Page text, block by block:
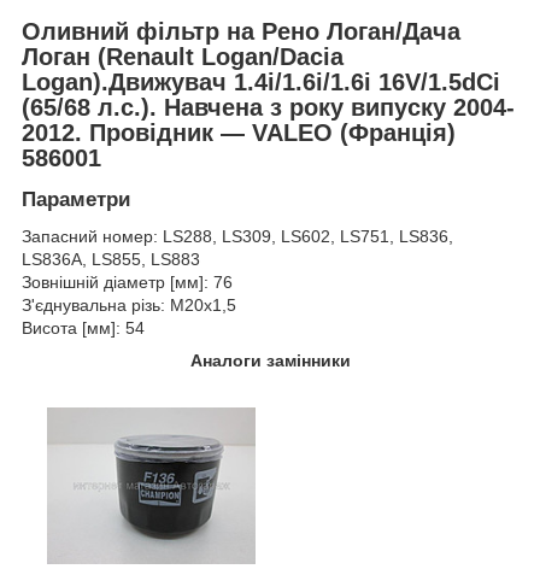
Оливний фільтр на Рено Логан/Дача
Логан (Renault Logan/Dacia
Logan).Движувач 1.4i/1.6i/1.6i 16V/1.5dCi
(65/68 л.с.). Навчена з року випуску 2004-
2012. Провідник — VALEO (Франція)
586001
Параметри
Запасний номер: LS288, LS309, LS602, LS751, LS836,
LS836A, LS855, LS883
Зовнішній діаметр [мм]: 76
З'єднувальна різь: M20x1,5
Висота [мм]: 54
Аналоги замінники